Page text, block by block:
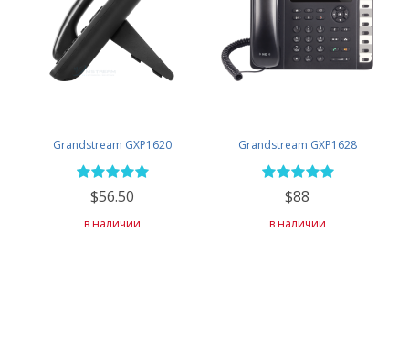
Grandstream GXP1620
$56.50
в наличии
Grandstream GXP1628
$88
в наличии